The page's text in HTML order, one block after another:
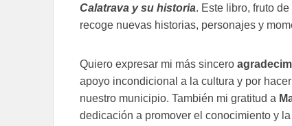
Calatrava y su historia. Este libro, fruto
recoge nuevas historias, personajes y
Quiero expresar mi más sincero
apoyo incondicional a la cultura y por
nuestro municipio. También mi gratitud a
dedicación a promover el conocimiento y